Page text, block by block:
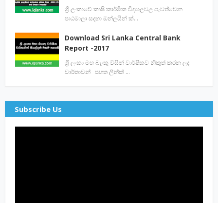
ශ්‍රී ලංකාවේ කෘෂි කාර්මික විද්‍යාලවල පැවත්වෙන
පාඨමාලා සදහා ඔන්ලයින් ක්…
Download Sri Lanka Central Bank
Report -2017
ශ්‍රී ලංකා මහ බැංකු විසින් වාර්ෂිකව නිකුත් කරන ලද
වාර්තාවන් පහත ලින්ක් …
Subscribe Us